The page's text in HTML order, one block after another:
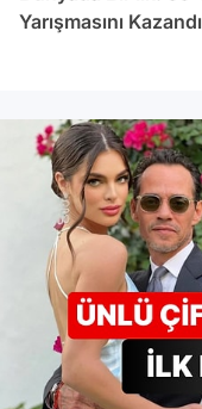
Yarışmasını Kazandı